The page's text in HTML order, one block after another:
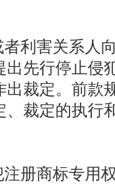
利害关系人
先行停止侵
裁定。前款
裁定的执行
册商标专用